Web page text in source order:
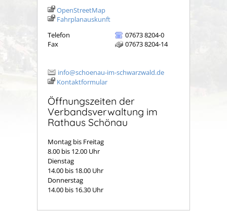
OpenStreetMap
Fahrplanauskunft
Telefon
07673 8204-0
Fax
07673 8204-14
info@schoenau-im-schwarzwald.de
Kontaktformular
Öffnungszeiten der
Verbandsverwaltung im
Rathaus Schönau
Montag bis Freitag
8.00 bis 12.00 Uhr
Dienstag
14.00 bis 18.00 Uhr
Donnerstag
14.00 bis 16.30 Uhr